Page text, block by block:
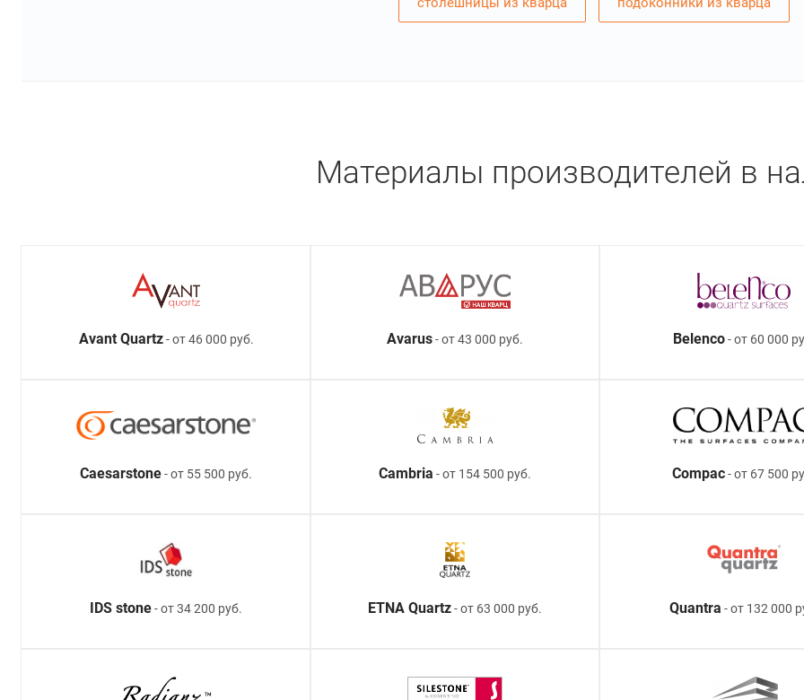
Материалы производителей в
Avant Quartz- от 46 000 руб. Avarus- от 43 000 руб. Belenco- от 60 000
Caesarstone- от 55 500 руб. Cambria - от 154 500 руб. Compac- от 67 500
IDS stone- от 34 200 руб. ETNA Quartz- от 63 000 руб. Quantra - от 132 000